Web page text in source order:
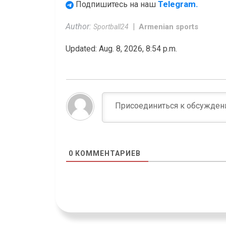
Подпишитесь на наш Telegram.
Author: Sportball24 Armenian sports
Updated: Aug. 8, 2026, 8:54 p.m.
0 КОММЕНТАРИЕВ